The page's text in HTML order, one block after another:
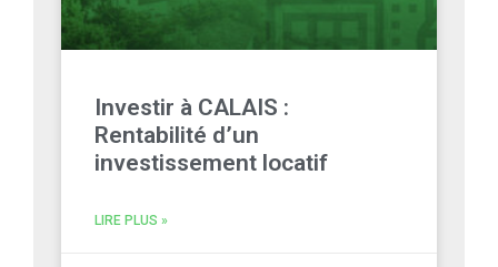
Investir à CALAIS :
Rentabilité d’un
investissement locatif
LIRE PLUS »